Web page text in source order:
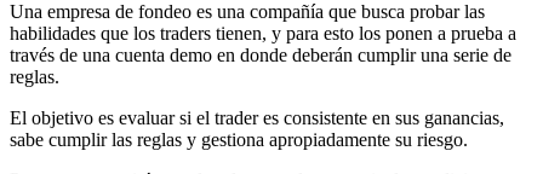
Una empresa de fondeo es una compañía que busca probar las
habilidades que los traders tienen, y para esto los ponen a prueba a
través de una cuenta demo en donde deberán cumplir una serie de
reglas.
El objetivo es evaluar si el trader es consistente en sus ganancias,
sabe cumplir las reglas y gestiona apropiadamente su riesgo.